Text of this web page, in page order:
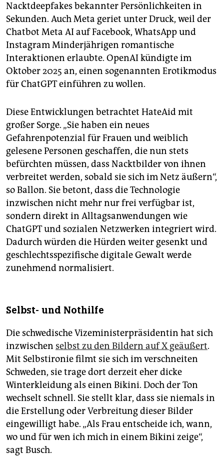
Nacktdeepfakes bekannter Persönlichkeiten in
Sekunden. Auch Meta geriet unter Druck, weil der
Chatbot Meta AI auf Facebook, WhatsApp und
Instagram Minderjährigen romantische
Interaktionen erlaubte. OpenAI kündigte im
Oktober 2025 an, einen sogenannten Erotikmodus
für ChatGPT einführen zu wollen.
Diese Entwicklungen betrachtet HateAid mit
großer Sorge. „Sie haben ein neues
Gefahrenpotenzial für Frauen und weiblich
gelesene Personen geschaffen, die nun stets
befürchten müssen, dass Nacktbilder von ihnen
verbreitet werden, sobald sie sich im Netz äußern“,
so Ballon. Sie betont, dass die Technologie
inzwischen nicht mehr nur frei verfügbar ist,
sondern direkt in Alltagsanwendungen wie
ChatGPT und sozialen Netzwerken integriert wird.
Dadurch würden die Hürden weiter gesenkt und
geschlechtsspezifische digitale Gewalt werde
zunehmend normalisiert.
Selbst- und Nothilfe
Die schwedische Vizeministerpräsidentin hat sich
inzwischen selbst zu den Bildern auf X geäußert.
Mit Selbstironie filmt sie sich im verschneiten
Schweden, sie trage dort derzeit eher dicke
Winterkleidung als einen Bikini. Doch der Ton
wechselt schnell. Sie stellt klar, dass sie niemals in
die Erstellung oder Verbreitung dieser Bilder
eingewilligt habe. „Als Frau entscheide ich, wann,
wo und für wen ich mich in einem Bikini zeige“,
sagt Busch.